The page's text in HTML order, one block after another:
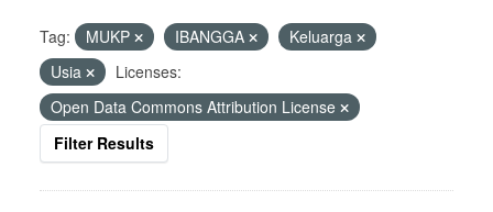
Tag: MUKP IBANGGA
Keluarga
Usia
Licenses:
Open Data Commons Attribution License
Filter Results